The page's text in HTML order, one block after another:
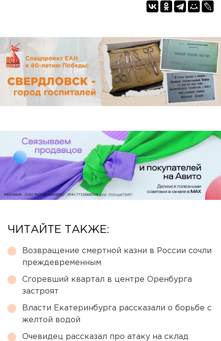
ЧИТАЙТЕ ТАКЖЕ:
Возвращение смертной казни в России сочли
преждевременным
Сгоревший квартал в центре Оренбурга
застроят
Власти Екатеринбурга рассказали о борьбе с
желтой водой
Очевидец рассказал про атаку на склад